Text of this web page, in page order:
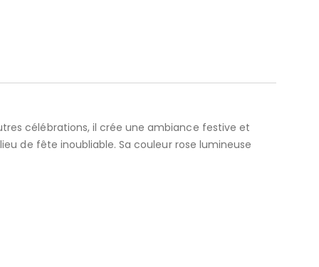
célébrations, il crée une ambiance festive et
de fête inoubliable. Sa couleur rose lumineuse